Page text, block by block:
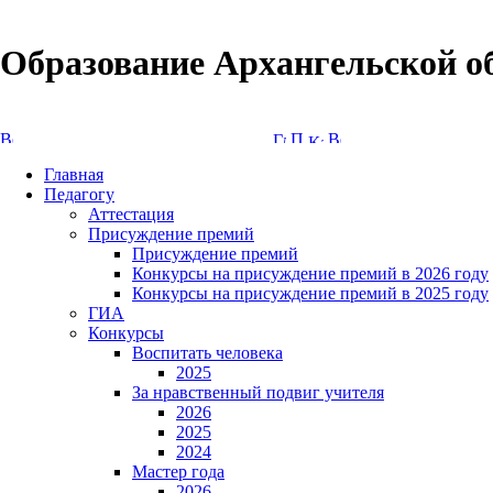
Образование Архангельской
Главная
Педагогу
Аттестация
Присуждение премий
Присуждение премий
Конкурсы на присуждение премий в 2026 году
Конкурсы на присуждение премий в 2025 году
ГИА
Конкурсы
Воспитать человека
2025
За нравственный подвиг учителя
2026
2025
2024
Мастер года